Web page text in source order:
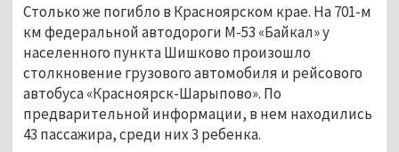
Столько же погибло в Красноярском крае. На 701-м
км федеральной автодороги М-53 «Байкал» у
населенного пункта Шишково произошло
столкновение грузового автомобиля и рейсового
автобуса «Красноярск-Шарыпово». По
предварительной информации, в нем находились
43 пассажира, среди них 3 ребенка.